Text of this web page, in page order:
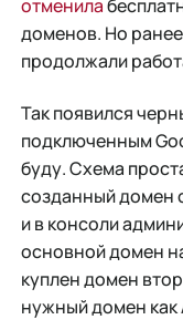
отменила
доменов. Но
продолжали
Так появился
подключенным
буду. Схема
созданный домен
и в консоли
основной домен
куплен домен
нужный домен как